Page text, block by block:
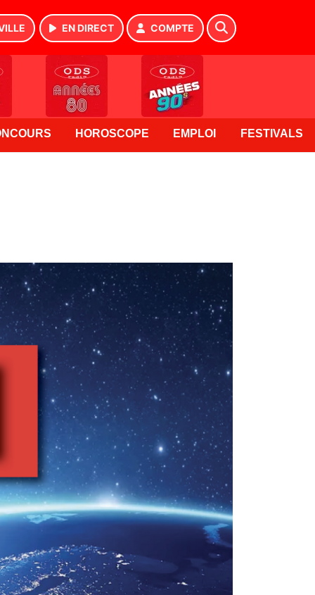
EN DIRECT COMPTE
HOROSCOPE EMPLOI FESTIVALS